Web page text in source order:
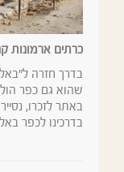
כרתים ארמונות
בדרך חזרה
שהוא גם כפר
באתר לזכרו,
בדרכינו לכפר